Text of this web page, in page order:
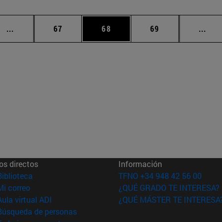
... Páginas intermedias Use TAB para desplazarse.
Página
67 Página
68 Página
69 ...
directos
(abre en nueva ventana)
correo(abre en nueva ventana)
virtual ADI (abre en nueva ventana)
de personas(abre en nueva ventana)
Información
TFNO +34 948 42 56 00
¿QUÉ GRADO TE INTERESA?
¿QUÉ MÁSTER TE